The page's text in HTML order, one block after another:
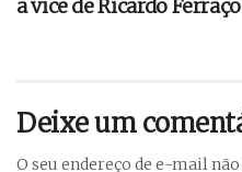
a vice de Ricardo Ferraço
Deixe um
O seu endereço de e-mail